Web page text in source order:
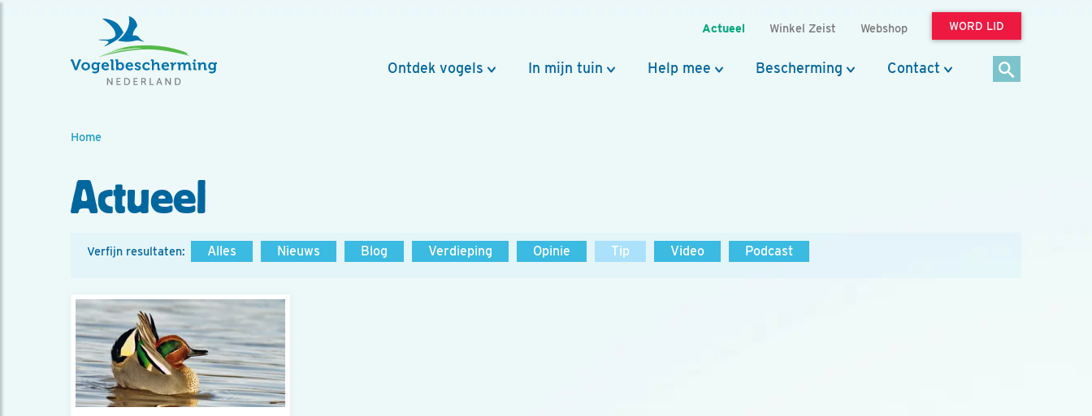
Actueel Winkel Zeist Webshop WORD LID
Ontdek vogels In mijn tuin Help mee Bescherming Contact
Home
Actueel
Verfijn resultaten: Alles Nieuws Blog Verdieping Opinie Tip Video Podcast